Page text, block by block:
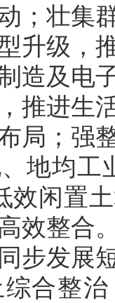
；壮集
升级，
造及电
推进生
局；强
地均
效闲置
效整合
步发展
合整